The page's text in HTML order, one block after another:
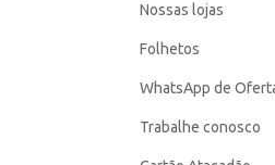
Nossas lojas
Folhetos
WhatsApp de
Trabalhe conosco